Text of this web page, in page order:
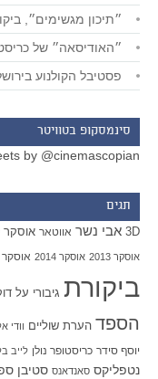
״תיכון מגשימים״,
״האודיסאה״ של
פסטיבל הקולנוע בירושלים 2026: שמונה או תשע
סינמסקופ בטוויטר
by @cinemascopian
תגים
3D אבי נשר אווטאר אוסקר 2009
אוסקר 2013 אוסקר 2014 אוסקר 2015
ביקורת גיבורי על
הספד הערת שוליים וודי
יוסף סידר כריסטופר נולן לייב
נטפליקס סאנדאנס סטיבן